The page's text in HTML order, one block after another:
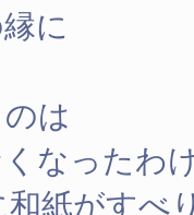
に
は
なったわ
紙がすべ